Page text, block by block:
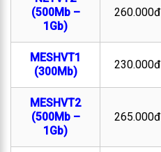
(500Mb –
1Gb)
260.000đ
MESHVT1
(300Mb)
230.000đ
MESHVT2
(500Mb –
1Gb)
265.000đ